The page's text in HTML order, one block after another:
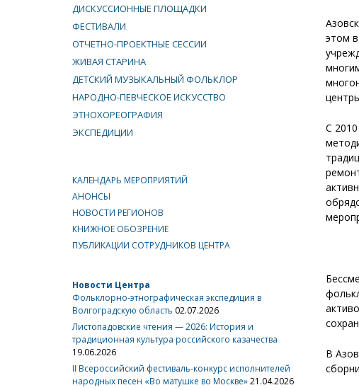
этом
С
В
ДИСКУССИОННЫЕ ПЛОЩАДКИ
ФЕСТИВАЛИ
ОТЧЕТНО-ПРОЕКТНЫЕ СЕССИИ
ЖИВАЯ СТАРИНА
ДЕТСКИЙ МУЗЫКАЛЬНЫЙ ФОЛЬКЛОР
НАРОДНО-ПЕВЧЕСКОЕ ИСКУССТВО
ЭТНОХОРЕОГРАФИЯ
ЭКСПЕДИЦИИ
КАЛЕНДАРЬ МЕРОПРИЯТИЙ
АНОНСЫ
НОВОСТИ РЕГИОНОВ
КНИЖНОЕ ОБОЗРЕНИЕ
ПУБЛИКАЦИИ СОТРУДНИКОВ ЦЕНТРА
Новости Центра
Фольклорно-этнографическая экспедиция в
Волгоградскую область 02.07.2026
Листопадовские чтения — 2026: История и
традиционная культура российского казачества
19.06.2026
II Всероссийский фестиваль-конкурс исполнителей
народных песен «Во матушке во Москве»21.04.2026